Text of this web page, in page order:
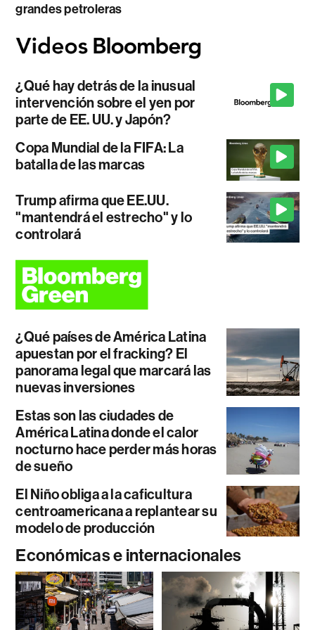
grandes petroleras
¿Qué hay detrás de la inusual
intervención sobre el yen por
parte de EE. UU. y Japón?
Copa Mundial de la FIFA: La
batalla de las marcas
Trump afirma que EE.UU.
"mantendrá el estrecho" y lo
controlará
¿Qué países de América Latina
apuestan por el fracking? El
panorama legal que marcará las
nuevas inversiones
Estas son las ciudades de
América Latina donde el calor
nocturno hace perder más horas
de sueño
El Niño obliga a la caficultura
centroamericana a replantear su
modelo de producción
Económicas e internacionales